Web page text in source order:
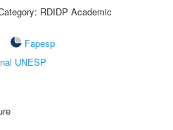
RDIDP Academic
Fapesp
UNESP